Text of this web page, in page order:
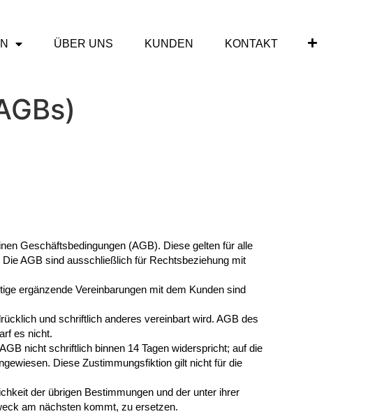
ÜBER UNS KUNDEN KONTAKT
Geschäftsbedingungen (AGB). Diese gelten für alle
AGB sind ausschließlich für Rechtsbeziehung mit
ergänzende Vereinbarungen mit dem Kunden sind
und schriftlich anderes vereinbart wird. AGB des
es nicht.
nicht schriftlich binnen 14 Tagen widerspricht; auf die
Diese Zustimmungsfiktion gilt nicht für die
der übrigen Bestimmungen und der unter ihrer
am nächsten kommt, zu ersetzen.